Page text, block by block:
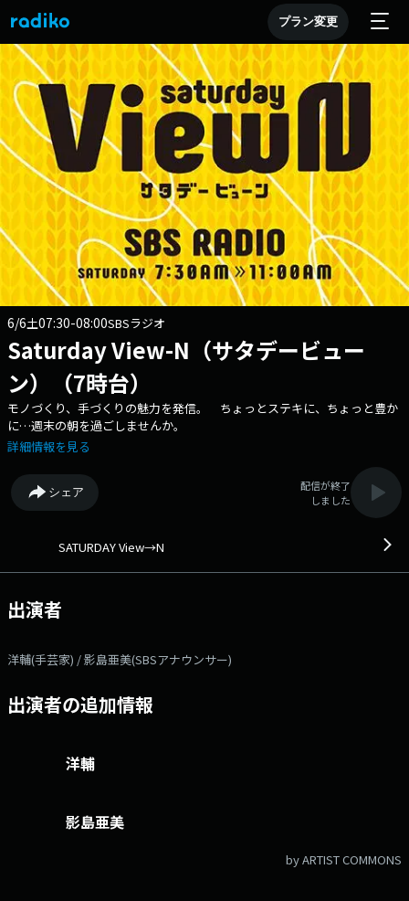
プラン変更
6/6土07:30-08:00SBSラジオ
Saturday View-N（サタデービュー
ン）（7時台）
モノづくり、手づくりの魅力を発信。 ちょっとステキに、ちょっと豊か
に…週末の朝を過ごしませんか。
詳細情報を見る
シェア
配信が終了
しました
SATURDAY View→N
出演者
洋輔(手芸家) / 影島亜美(SBSアナウンサー)
出演者の追加情報
洋輔
影島亜美
by ARTIST COMMONS